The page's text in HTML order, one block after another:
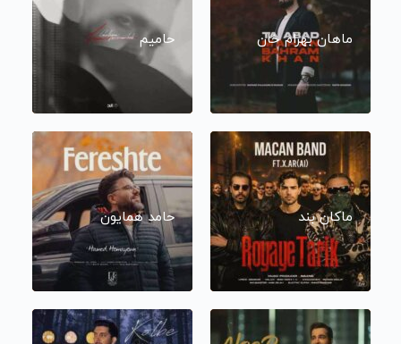
ماهان بهرام خان حامیم
ماکان بند حامد همایون